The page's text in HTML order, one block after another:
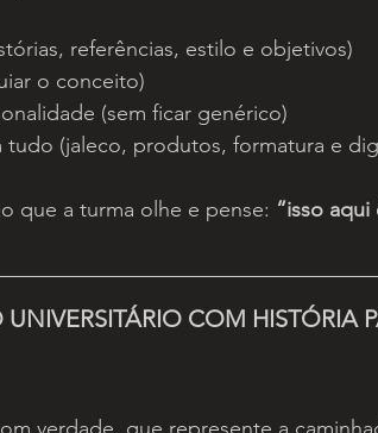
referências, estilo e objetivos)
o conceito)
(sem ficar genérico)
(jaleco, produtos, formatura e
que a turma olhe e pense: “isso
COM HISTÓRIA